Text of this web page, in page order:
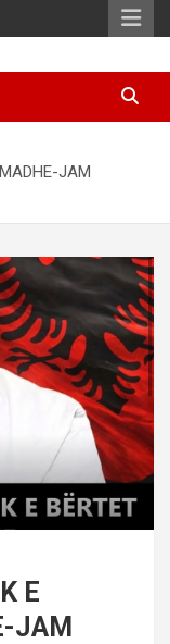
JAM
E
JAM